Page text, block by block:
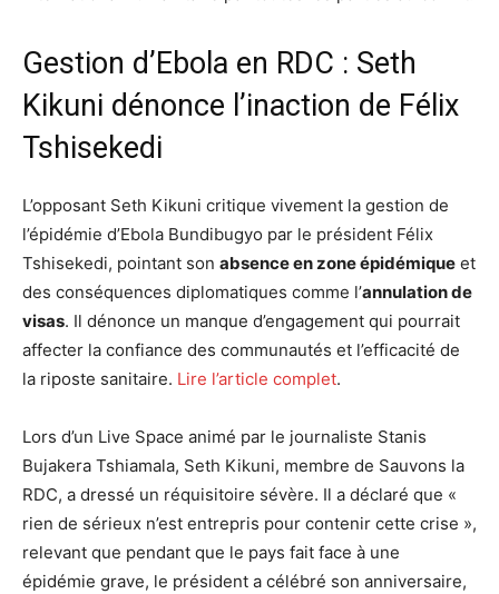
Gestion d’Ebola en RDC : Seth
Kikuni dénonce l’inaction de Félix
Tshisekedi
L’opposant Seth Kikuni critique vivement la gestion de
l’épidémie d’Ebola Bundibugyo par le président Félix
Tshisekedi, pointant son absence en zone épidémique et
des conséquences diplomatiques comme l’annulation de
visas. Il dénonce un manque d’engagement qui pourrait
affecter la confiance des communautés et l’efficacité de
la riposte sanitaire. Lire l’article complet.
Lors d’un Live Space animé par le journaliste Stanis
Bujakera Tshiamala, Seth Kikuni, membre de Sauvons la
RDC, a dressé un réquisitoire sévère. Il a déclaré que «
rien de sérieux n’est entrepris pour contenir cette crise »,
relevant que pendant que le pays fait face à une
épidémie grave, le président a célébré son anniversaire,